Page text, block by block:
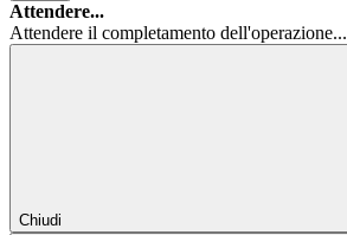
Attendere...
Attendere il completamento dell'operazione...
Chiudi